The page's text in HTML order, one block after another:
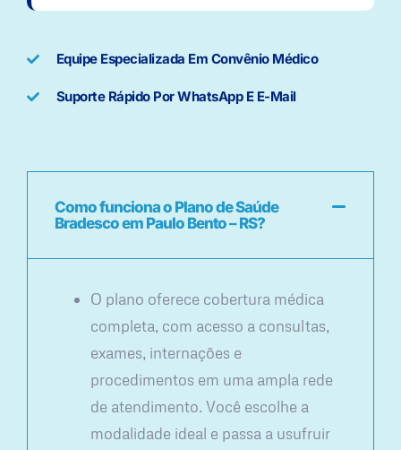
Equipe Especializada Em Convênio Médico
Suporte Rápido Por WhatsApp E E-Mail
Como funciona o Plano de Saúde
Bradesco em Paulo Bento – RS?
O plano oferece cobertura médica
completa, com acesso a consultas,
exames, internações e
procedimentos em uma ampla rede
de atendimento. Você escolhe a
modalidade ideal e passa a usufruir